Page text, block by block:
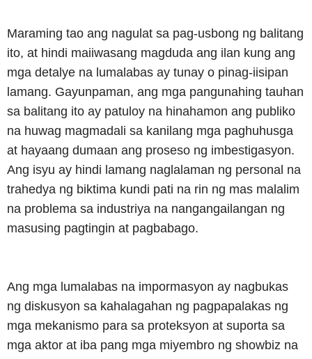
Maraming tao ang nagulat sa pag-usbong ng balitang
ito, at hindi maiiwasang magduda ang ilan kung ang
mga detalye na lumalabas ay tunay o pinag-iisipan
lamang. Gayunpaman, ang mga pangunahing tauhan
sa balitang ito ay patuloy na hinahamon ang publiko
na huwag magmadali sa kanilang mga paghuhusga
at hayaang dumaan ang proseso ng imbestigasyon.
Ang isyu ay hindi lamang naglalaman ng personal na
trahedya ng biktima kundi pati na rin ng mas malalim
na problema sa industriya na nangangailangan ng
masusing pagtingin at pagbabago.
Ang mga lumalabas na impormasyon ay nagbukas
ng diskusyon sa kahalagahan ng pagpapalakas ng
mga mekanismo para sa proteksyon at suporta sa
mga aktor at iba pang mga miyembro ng showbiz na